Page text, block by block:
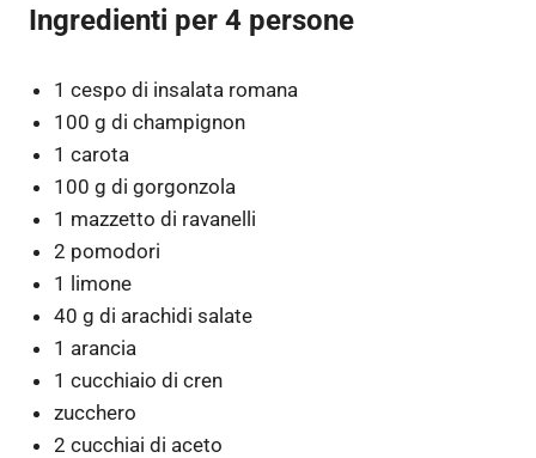
Ingredienti per 4 persone
1 cespo di insalata romana
100 g di champignon
1 carota
100 g di gorgonzola
1 mazzetto di ravanelli
2 pomodori
1 limone
40 g di arachidi salate
1 arancia
1 cucchiaio di cren
zucchero
2 cucchiai di aceto